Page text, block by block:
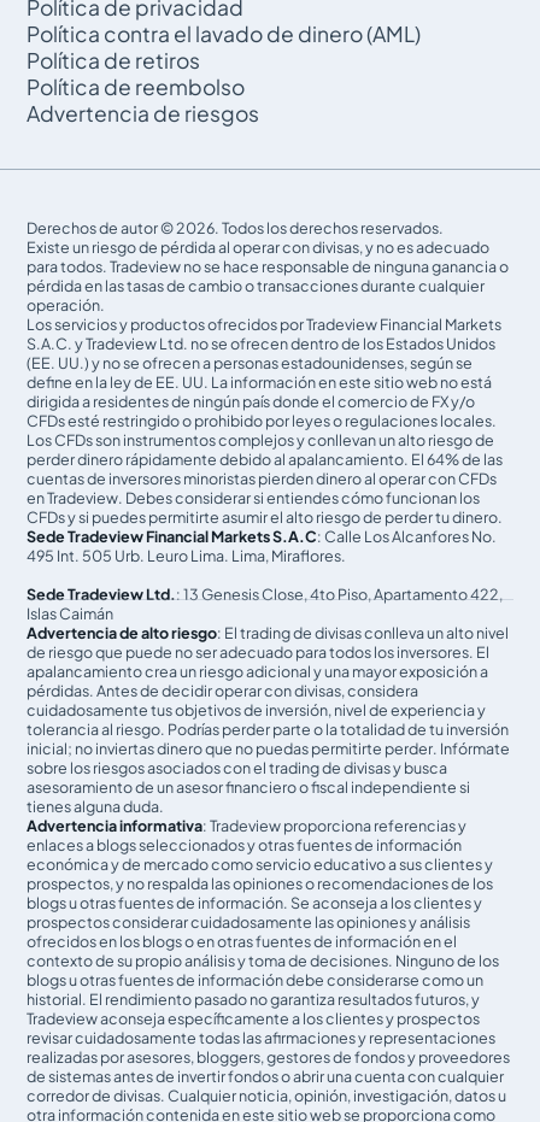
Política de privacidad
Política contra el lavado de dinero (AML)
Política de retiros
Política de reembolso
Advertencia de riesgos
Derechos de autor © 2026. Todos los derechos reservados.
Existe un riesgo de pérdida al operar con divisas, y no es adecuado
para todos. Tradeview no se hace responsable de ninguna ganancia o
pérdida en las tasas de cambio o transacciones durante cualquier
operación.
Los servicios y productos ofrecidos por Tradeview Financial Markets
S.A.C. y Tradeview Ltd. no se ofrecen dentro de los Estados Unidos
(EE. UU.) y no se ofrecen a personas estadounidenses, según se
define en la ley de EE. UU. La información en este sitio web no está
dirigida a residentes de ningún país donde el comercio de FX y/o
CFDs esté restringido o prohibido por leyes o regulaciones locales.
Los CFDs son instrumentos complejos y conllevan un alto riesgo de
perder dinero rápidamente debido al apalancamiento. El 64% de las
cuentas de inversores minoristas pierden dinero al operar con CFDs
en Tradeview. Debes considerar si entiendes cómo funcionan los
CFDs y si puedes permitirte asumir el alto riesgo de perder tu dinero.
Sede Tradeview Financial Markets S.A.C: Calle Los Alcanfores No.
495 Int. 505 Urb. Leuro Lima. Lima, Miraflores.
Sede Tradeview Ltd.: 13 Genesis Close, 4to Piso, Apartamento 422,
Islas Caimán
Advertencia de alto riesgo: El trading de divisas conlleva un alto nivel
de riesgo que puede no ser adecuado para todos los inversores. El
apalancamiento crea un riesgo adicional y una mayor exposición a
pérdidas. Antes de decidir operar con divisas, considera
cuidadosamente tus objetivos de inversión, nivel de experiencia y
tolerancia al riesgo. Podrías perder parte o la totalidad de tu inversión
inicial; no inviertas dinero que no puedas permitirte perder. Infórmate
sobre los riesgos asociados con el trading de divisas y busca
asesoramiento de un asesor financiero o fiscal independiente si
tienes alguna duda.
Advertencia informativa: Tradeview proporciona referencias y
enlaces a blogs seleccionados y otras fuentes de información
económica y de mercado como servicio educativo a sus clientes y
prospectos, y no respalda las opiniones o recomendaciones de los
blogs u otras fuentes de información. Se aconseja a los clientes y
prospectos considerar cuidadosamente las opiniones y análisis
ofrecidos en los blogs o en otras fuentes de información en el
contexto de su propio análisis y toma de decisiones. Ninguno de los
blogs u otras fuentes de información debe considerarse como un
historial. El rendimiento pasado no garantiza resultados futuros, y
Tradeview aconseja específicamente a los clientes y prospectos
revisar cuidadosamente todas las afirmaciones y representaciones
realizadas por asesores, bloggers, gestores de fondos y proveedores
de sistemas antes de invertir fondos o abrir una cuenta con cualquier
corredor de divisas. Cualquier noticia, opinión, investigación, datos u
otra información contenida en este sitio web se proporciona como